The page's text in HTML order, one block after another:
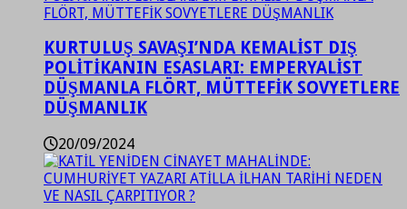
KURTULUŞ SAVAŞI’NDA KEMALİST DIŞ
POLİTİKANIN ESASLARI: EMPERYALİST
DÜŞMANLA FLÖRT, MÜTTEFİK SOVYETLERE
DÜŞMANLIK
20/09/2024